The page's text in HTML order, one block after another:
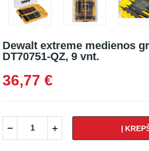
Dewalt extreme medienos
DT70751-QZ, 9 vnt.
36,77 €
Į